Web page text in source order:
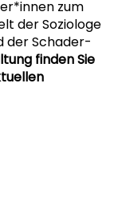
zum
der Soziologe
der Schader-
finden Sie